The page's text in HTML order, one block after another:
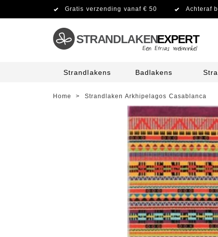
Gratis verzending vanaf € 50 Achteraf
STRANDLAKENEXPERT
Strandlakens Badlakens
Home > Strandlaken Arkhipelagos Casablanca